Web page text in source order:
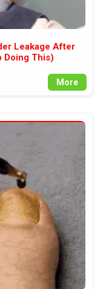
Leakage After
Doing This)
More